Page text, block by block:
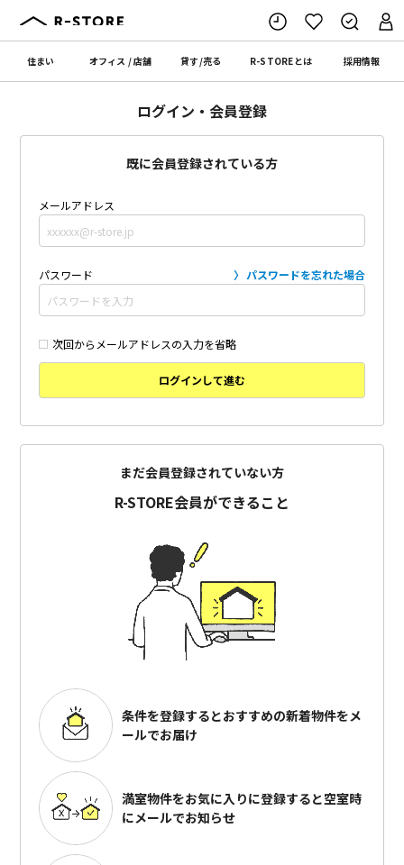
住まい オフィス /店舗 貸す/売る R-STOREとは 採用情報
ログイン・会員登録
既に会員登録されている方
メールアドレス
パスワード パスワードを忘れた場合
次回からメールアドレスの入力を省略
ログインして進む
まだ会員登録されていない方
R-STORE会員ができること
条件を登録するとおすすめの新着物件をメ
ールでお届け
満室物件をお気に入りに登録すると空室時
にメールでお知らせ